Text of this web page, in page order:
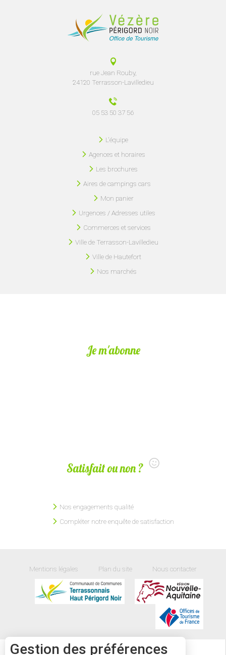
rue Jean Rouby,
24120 Terrasson-Lavilledieu
05 53 50 37 56
L'équipe
Agences et horaires
Les brochures
Aires de campings cars
Mon panier
Urgences / Adresses utiles
Commerces et services
Ville de Terrasson-Lavilledieu
Ville de Hautefort
Nos marchés
Je m'abonne
Satisfait ou non ?
Nos engagements qualité
Compléter notre enquête de satisfaction
Mentions légales Plan du site Nous contacter
34°
Gestion des préférences